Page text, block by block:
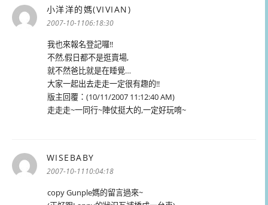
小洋洋的媽(VIVIAN)
2007-10-1106:18:30
我也來報名登記囉!!
不然,假日都不是逛賣場,
就不然爸比就是在睡覺…
大家一起出去走走一定很有趣的!!
版主回覆：(10/11/2007 11:12:40 AM)
走走走~一同行~陣仗挺大的,一定好玩唷~
WISEBABY
示:
2007-10-1110:04:18
copy Gunple媽的留言過來~